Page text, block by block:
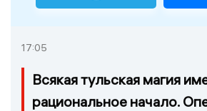
17:05
Всякая тульская магия
рациональное начало.